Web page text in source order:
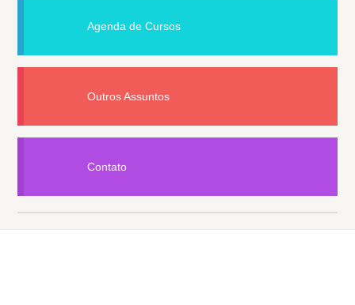
Agenda de Cursos
Outros Assuntos
Contato